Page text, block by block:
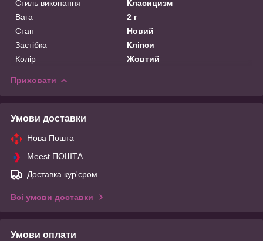
Стиль виконання
Класицизм
Вага
2 г
Стан
Новий
Застібка
Кліпси
Колір
Жовтий
Приховати
Умови доставки
Нова Пошта
Meest ПОШТА
Доставка кур'єром
Всі умови доставки
Умови оплати